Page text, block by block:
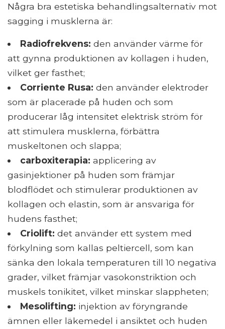
Några bra estetiska behandlingsalternativ mot
sagging i musklerna är:
Radiofrekvens: den använder värme för
att gynna produktionen av kollagen i huden,
vilket ger fasthet;
Corriente Rusa: den använder elektroder
som är placerade på huden och som
producerar låg intensitet elektrisk ström för
att stimulera musklerna, förbättra
muskeltonen och slappa;
carboxiterapia: applicering av
gasinjektioner på huden som främjar
blodflödet och stimulerar produktionen av
kollagen och elastin, som är ansvariga för
hudens fasthet;
Criolift: det använder ett system med
förkylning som kallas peltiercell, som kan
sänka den lokala temperaturen till 10 negativa
grader, vilket främjar vasokonstriktion och
muskels tonikitet, vilket minskar slappheten;
Mesolifting: injektion av föryngrande
ämnen eller läkemedel i ansiktet och huden